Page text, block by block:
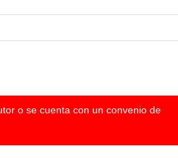
o se cuenta con un convenio de